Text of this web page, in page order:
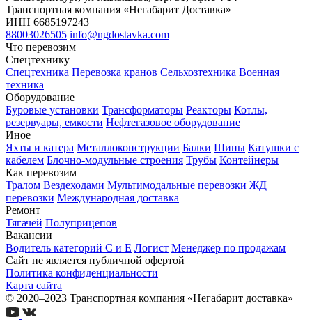
Транспортная компания «Негабарит Доставка»
ИНН 6685197243
88003026505 info@ngdostavka.com
Что перевозим
Спецтехнику
Спецтехника Перевозка кранов Сельхозтехника Военная
техника
Оборудование
Буровые установки Трансформаторы Реакторы Котлы,
резервуары, емкости Нефтегазовое оборудование
Иное
Яхты и катера Металлоконструкции Балки Шины Катушки с
кабелем Блочно-модульные строения Трубы Контейнеры
Как перевозим
Тралом Вездеходами Мультимодальные перевозки ЖД
перевозки Международная доставка
Ремонт
Тягачей Полуприцепов
Вакансии
Водитель категорий С и Е Логист Менеджер по продажам
Сайт не является публичной офертой
Политика конфиденциальности
Карта сайта
© 2020–2023 Транспортная компания «Негабарит доставка»